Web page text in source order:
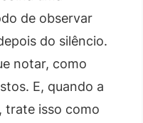
de observar
do silêncio.
notar, como
E, quando a
trate isso como